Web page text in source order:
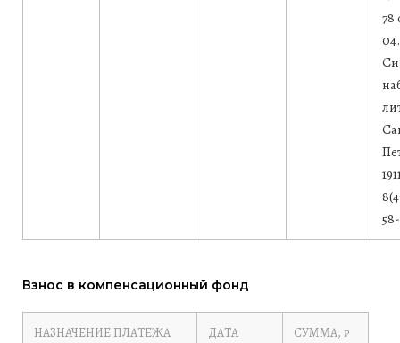
78
Взнос в компенсационный фонд
НАЗНАЧЕНИЕ ПЛАТЕЖА ДАТА СУММА, ₽